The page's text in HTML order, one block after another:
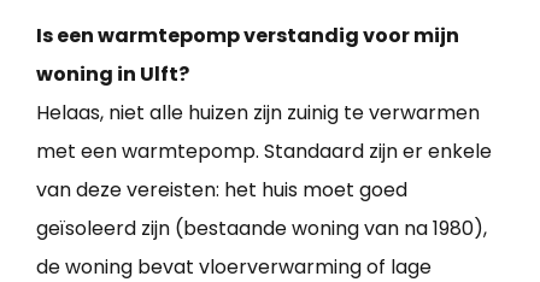
Is een warmtepomp verstandig voor mijn
woning in Ulft?
Helaas, niet alle huizen zijn zuinig te verwarmen
met een warmtepomp. Standaard zijn er enkele
van deze vereisten: het huis moet goed
geïsoleerd zijn (bestaande woning van na 1980),
de woning bevat vloerverwarming of lage